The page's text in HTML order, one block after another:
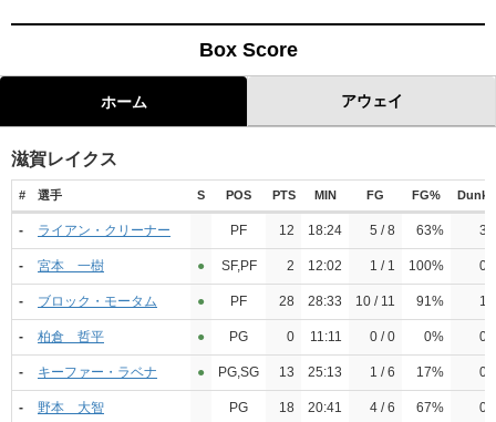
Box Score
ホーム アウェイ
滋賀レイクス
# 選手 S POS PTS MIN FG FG% Dunk
- ライアン・クリーナー PF 12 18:24 5 / 8 63% 3
- 宮本 一樹 ●︎ SF,PF 2 12:02 1 / 1 100% 0
- ブロック・モータム ●︎ PF 28 28:33 10 / 11 91% 1
- 柏倉 哲平 ●︎ PG 0 11:11 0 / 0 0% 0
- キーファー・ラベナ ●︎ PG,SG 13 25:13 1 / 6 17% 0
- 野本 大智 PG 18 20:41 4 / 6 67% 0